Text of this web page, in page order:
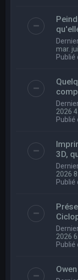
mar.
Publié
2026
Publié
3D,
2026
Publié
2026
Publié